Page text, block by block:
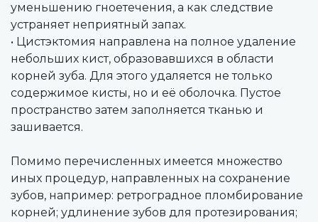
уменьшению гноетечения, а как следствие
устраняет неприятный запах.
• Цистэктомия направлена на полное удаление
небольших кист, образовавшихся в области
корней зуба. Для этого удаляется не только
содержимое кисты, но и её оболочка. Пустое
пространство затем заполняется тканью и
зашивается.
Помимо перечисленных имеется множество
иных процедур, направленных на сохранение
зубов, например: ретроградное пломбирование
корней; удлинение зубов для протезирования;